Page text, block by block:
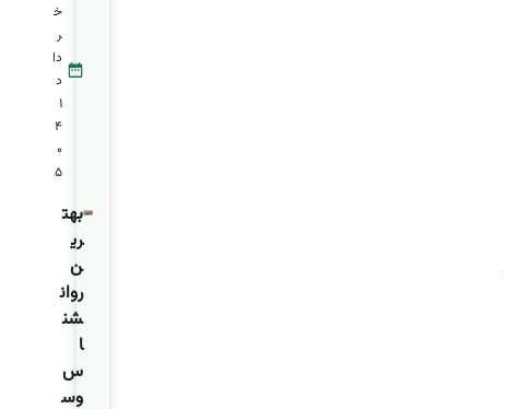
خ
ر
دا
د
1
4
0
5
بهت
ری
ن
روان
شن
ا
س
وس